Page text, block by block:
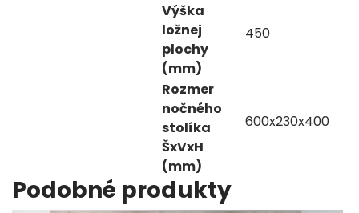
Výška
ložnej
plochy
(mm)
450
Rozmer
nočného
stolíka
ŠxVxH
(mm)
600x230x400
Podobné produkty